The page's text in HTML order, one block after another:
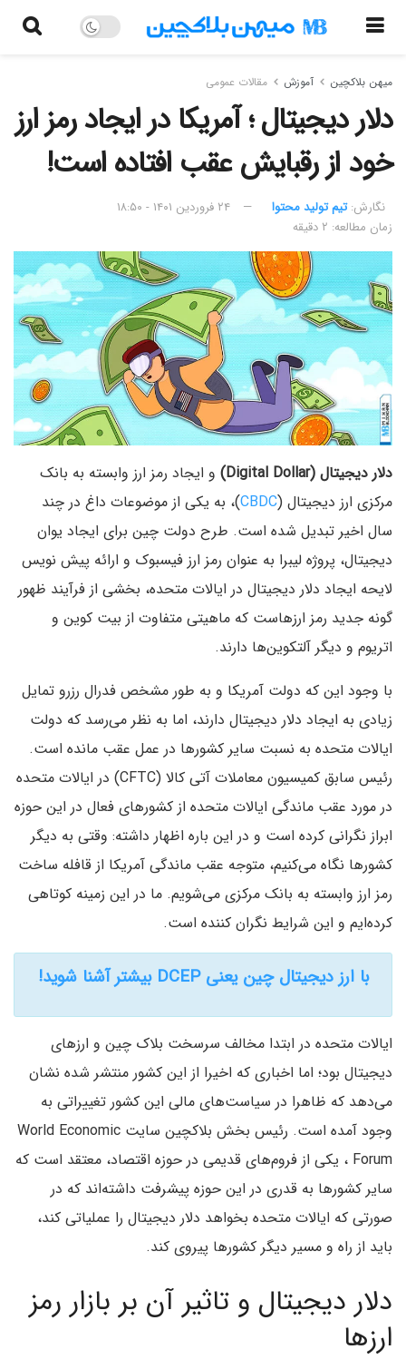
میهن بلاکچین آموزش مقالات عمومی
دلار دیجیتال ؛ آمریکا در ایجاد رمز ارز
خود از رقبایش عقب افتاده است!
نگارش:‌ تیم تولید محتوا
۲۴ فروردین ۱۴۰۱ - ۱۸:۵۰
زمان مطالعه: ۲ دقیقه
دلار دیجیتال (Digital Dollar)
و ایجاد رمز ارز وابسته به بانک
مرکزی ارز دیجیتال (CBDC)، به یکی از موضوعات داغ در چند
سال اخیر تبدیل شده است. طرح دولت چین برای ایجاد یوان
دیجیتال، پروژه لیبرا به عنوان رمز ارز فیسبوک و ارائه پیش نویس
لایحه ایجاد دلار دیجیتال در ایالات متحده، بخشی از فرآیند ظهور
گونه جدید رمز ارزهاست که ماهیتی متفاوت از بیت کوین و
اتریوم و دیگر آلتکوین‌ها دارند.
با وجود این که دولت آمریکا و به طور مشخص فدرال رزرو تمایل
زیادی به ایجاد دلار دیجیتال دارند، اما به نظر می‌رسد که دولت
ایالات متحده به نسبت سایر کشورها در عمل عقب مانده است.
رئیس سابق کمیسیون معاملات آتی کالا (CFTC) در ایالات متحده
در مورد عقب ماندگی ایالات متحده از کشورهای فعال در این حوزه
ابراز نگرانی کرده است و در این باره اظهار داشته: وقتی به دیگر
کشورها نگاه می‌کنیم، متوجه عقب ماندگی آمریکا از قافله ساخت
رمز ارز وابسته به بانک مرکزی می‌شویم. ما در این زمینه کوتاهی
کرده‌ایم و این شرایط نگران کننده است.
با ارز دیجیتال چین یعنی DCEP بیشتر آشنا شوید!
ایالات متحده در ابتدا مخالف سرسخت بلاک چین و ارزهای
دیجیتال بود؛ اما اخباری که اخیرا از این کشور منتشر شده نشان
می‌دهد که ظاهرا در سیاست‌های مالی این کشور تغییراتی به
وجود آمده است. رئیس بخش بلاکچین سایت World Economic
Forum‌ ، یکی از فروم‌های قدیمی در حوزه اقتصاد، معتقد است که
سایر کشورها به قدری در این حوزه پیشرفت داشته‌اند که در
صورتی که ایالات متحده بخواهد دلار دیجیتال را عملیاتی کند،
باید از راه و مسیر دیگر کشورها پیروی کند.
دلار دیجیتال و تاثیر آن بر بازار رمز
ارزها